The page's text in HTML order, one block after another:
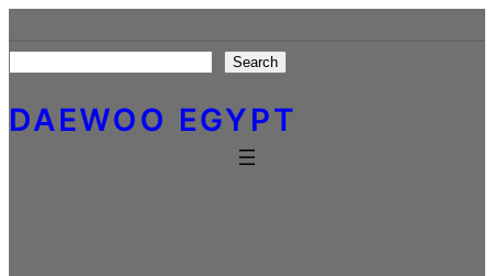
to
content
Search
DAEWOO EGYPT